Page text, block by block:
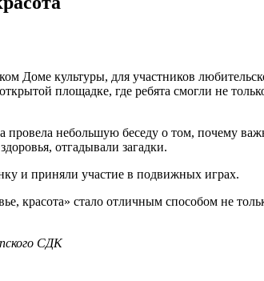
Доме культуры, для участников
площадке, где ребята смогли не
небольшую беседу о том, почему
отгадывали загадки.
и приняли участие в подвижных играх.
красота» стало отличным способом не
СДК